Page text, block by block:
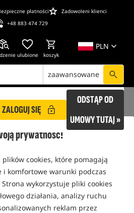
prywatność!
cookies, które pomagają
i komfortowe warunki podczas
wykorzystuje pliki cookies
działania, analizy ruchu
reklam przez
płatności
Zadowoleni klienci
+48 883 474 729
PLN
ulubione koszyk
zaawansowane
ZALOGUJ SIĘ
ODSTĄP OD
UMOWY TUTAJ »
SEVEN
Bestseller! 5,0